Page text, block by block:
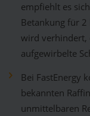
empfiehlt es
Betankung für 2
wird verhindert,
aufgewirbelte
Bei FastEnergy
bekannten
unmittelbaren